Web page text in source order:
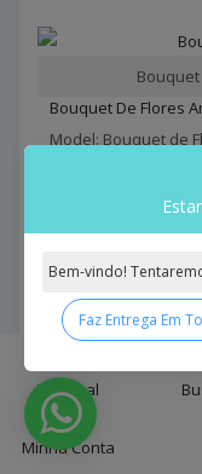
Principal
Minha Conta
Bouquet De Flores
Model: Bouquet de
Bem-vindo!
Faz Entrega Em